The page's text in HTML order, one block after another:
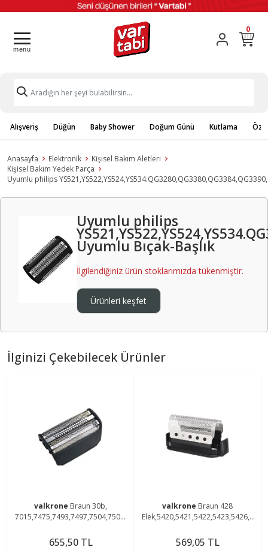
0
Alışveriş Düğün Baby Shower Doğum Günü Kutlama
Anasayfa Elektronik
Kişisel Bakım Aletleri
Kişisel Bakım Yedek Parça
Uyumlu philips
Uyumlu philips
Uyumlu Bıçak-Başlık
İlgilendiğiniz ürün stoklarımızda tükenmiştir.
Ürünleri keşfet
İlginizi Çekebilecek Ürünler
valkrone Braun 30b,
7015,7475,7493,7497,7504,7505,
Makinesi Uyumlu Elek
655,50 TL
valkrone Braun 428
Elek,5420,5421,5422,5423,5426,5
Makinesi Uyumlu Elek
569,05 TL